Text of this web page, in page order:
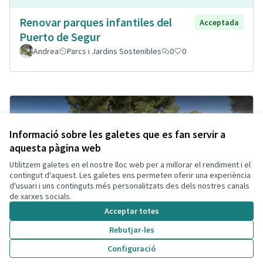
Informació sobre les galetes que es fan servir a
aquesta pàgina web
Utilitzem galetes en el nostre lloc web per a millorar el rendiment i el
contingut d'aquest. Les galetes ens permeten oferir una experiència
d'usuari i uns continguts més personalitzats des dels nostres canals
de xarxes socials.
Acceptar totes
Rebutjar-les
Configuració
Renovar parques infantiles del
Puerto de Segur
Acceptada
Andrea Parcs i Jardins Sostenibles 0 0
Ganar visibilidad estación Segur,